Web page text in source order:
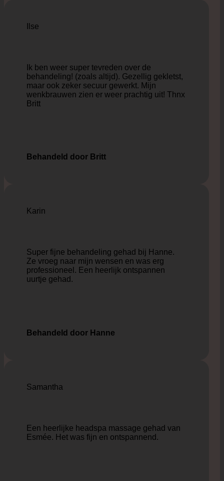
Ilse
Ik ben weer super tevreden over de
behandeling! (zoals altijd). Gezellig gekletst,
maar ook zeker secuur gewerkt. Mijn
wenkbrauwen zien er weer prachtig uit! Thnx
Britt
Behandeld door Britt
Karin
Super fijne behandeling gehad bij Hanne.
Ze vroeg naar mijn wensen en was erg
professioneel. Een heerlijk ontspannen
uurtje gehad.
Behandeld door Hanne
Samantha
Een heerlijke headspa massage gehad van
Esmée. Het was fijn en ontspannend.